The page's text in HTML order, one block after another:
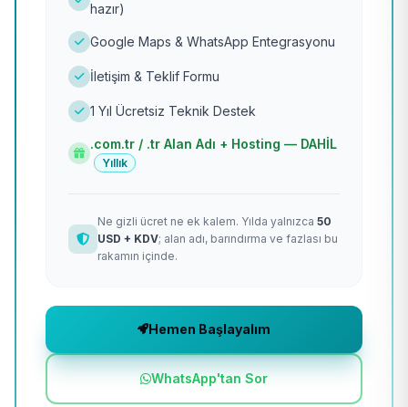
hazır)
Google Maps & WhatsApp Entegrasyonu
İletişim & Teklif Formu
1 Yıl Ücretsiz Teknik Destek
.com.tr / .tr Alan Adı + Hosting — DAHİL
Yıllık
Ne gizli ücret ne ek kalem. Yılda yalnızca 50
USD + KDV; alan adı, barındırma ve fazlası bu
rakamın içinde.
Hemen Başlayalım
WhatsApp'tan Sor